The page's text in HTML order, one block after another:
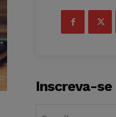
Inscreva-se